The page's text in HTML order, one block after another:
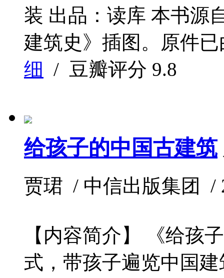
装 出品：读库 本书源
建筑史》插图。原件
细 / 豆瓣评分 9.8
给孩子的中国古建筑
贾珺 / 中信出版集团 /
【内容简介】 《给孩
式，带孩子遍览中国